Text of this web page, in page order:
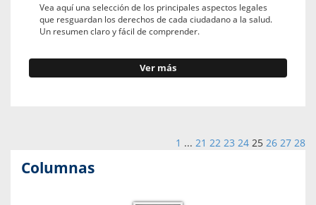
Vea aquí una selección de los principales aspectos legales
que resguardan los derechos de cada ciudadano a la salud.
Un resumen claro y fácil de comprender.
Ver más
1 ... 21 22 23 24 25 26 27 28
Columnas